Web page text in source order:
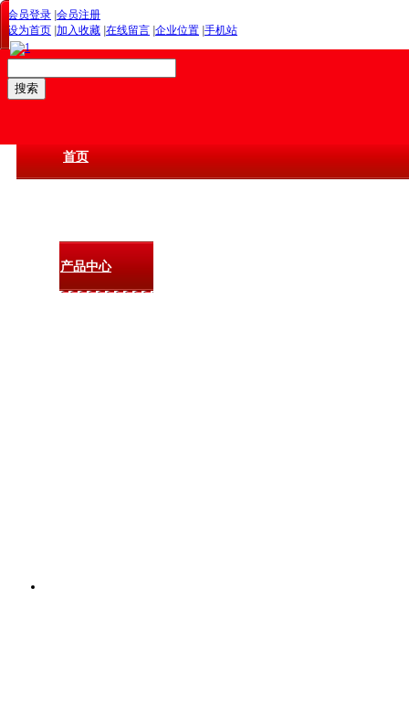
会员登录 会员注册
设为首页 加入收藏 在线留言 企业位置 手机站
首页
产品中心